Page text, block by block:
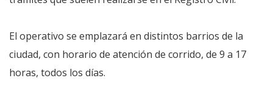
El operativo se emplazará en distintos barrios de la
ciudad, con horario de atención de corrido, de 9 a 17
horas, todos los días.